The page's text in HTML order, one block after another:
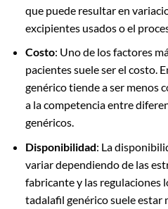
que puede resultar en
excipientes usados o el
Costo: Uno de los factores
pacientes suele ser el costo.
genérico tiende a ser menos
a la competencia entre
genéricos.
Disponibilidad: La
variar dependiendo de las
fabricante y las regulaciones
tadalafil genérico suele estar